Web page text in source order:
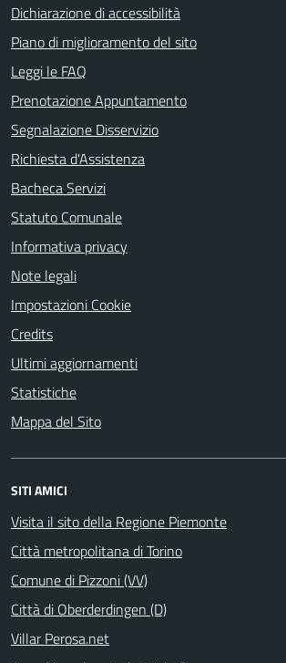
Dichiarazione di accessibilità
Piano di miglioramento del sito
Leggi le FAQ
Prenotazione Appuntamento
Segnalazione Disservizio
Richiesta d'Assistenza
Bacheca Servizi
Statuto Comunale
Informativa privacy
Note legali
Impostazioni Cookie
Credits
Ultimi aggiornamenti
Statistiche
Mappa del Sito
SITI AMICI
Visita il sito della Regione Piemonte
Città metropolitana di Torino
Comune di Pizzoni (VV)
Città di Oberderdingen (D)
Villar Perosa.net